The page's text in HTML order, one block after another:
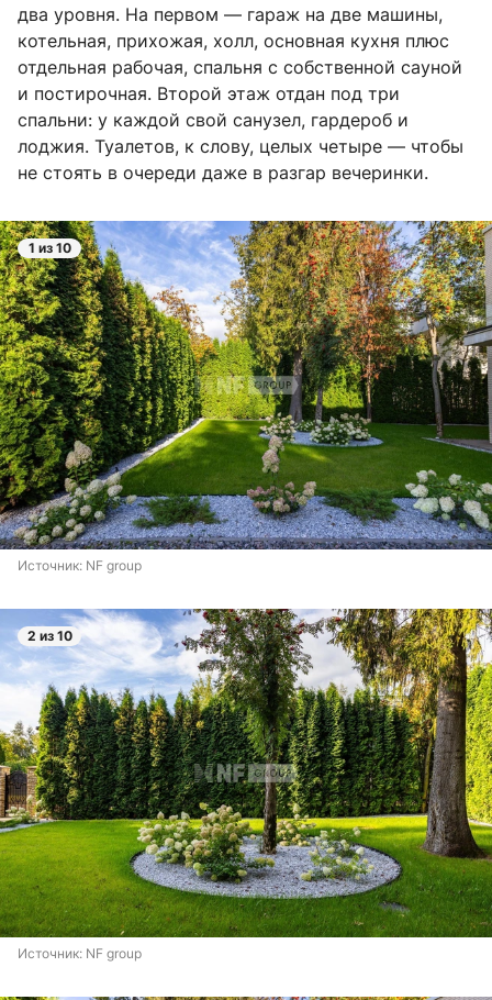
два уровня. На первом — гараж на две машины,
котельная, прихожая, холл, основная кухня плюс
отдельная рабочая, спальня с собственной сауной
и постирочная. Второй этаж отдан под три
спальни: у каждой свой санузел, гардероб и
лоджия. Туалетов, к слову, целых четыре — чтобы
не стоять в очереди даже в разгар вечеринки.
1 из 10
Источник: NF group
2 из 10
Источник: NF group